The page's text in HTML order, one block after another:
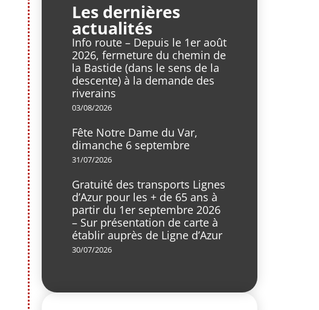
Les dernières
actualités
Info route – Depuis le 1er août
2026, fermeture du chemin de
la Bastide (dans le sens de la
descente) à la demande des
riverains
03/08/2026
Fête Notre Dame du Var,
dimanche 6 septembre
31/07/2026
Gratuité des transports Lignes
d’Azur pour les + de 65 ans à
partir du 1er septembre 2026
– Sur présentation de carte à
établir auprès de Ligne d’Azur
30/07/2026